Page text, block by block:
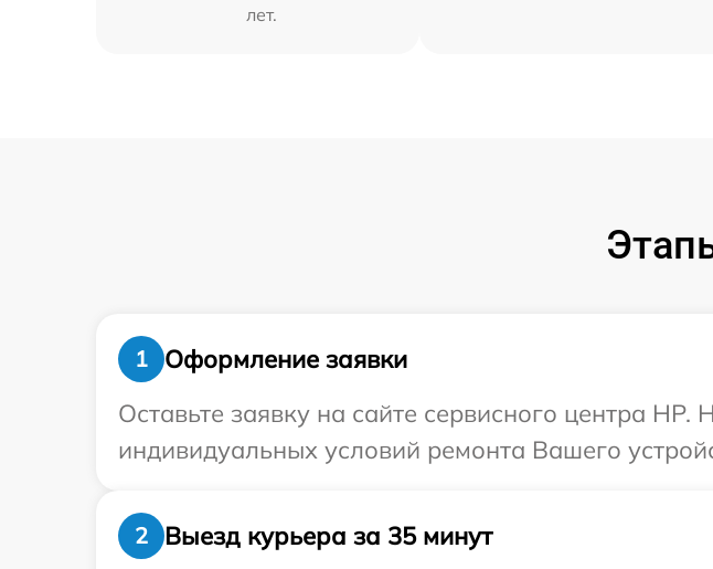
лет.
1
Оформление заявки
Оставьте заявку на сайте сервисного центра
индивидуальных условий ремонта Вашего
2
Выезд курьера за 35 минут